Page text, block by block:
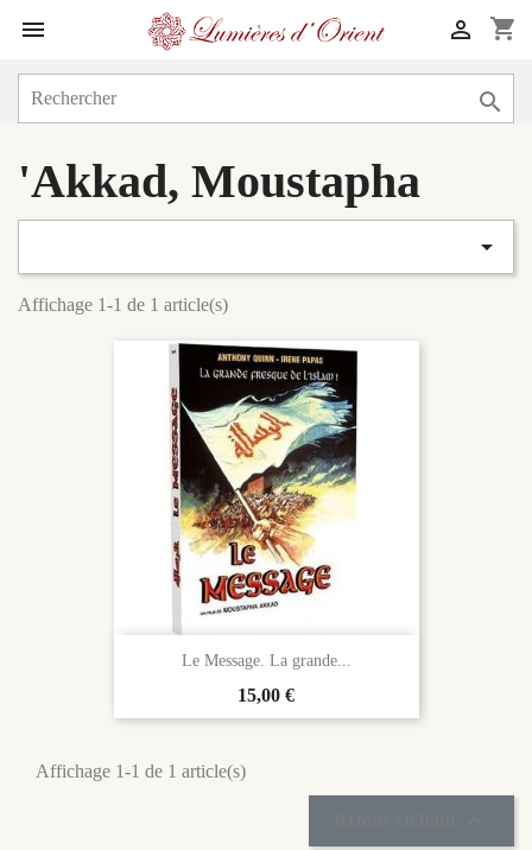
 shopping_cart


'Akkad, Moustapha

Affichage 1-1 de 1 article(s)
Le Message. La grande...
Prix
15,00 €
Affichage 1-1 de 1 article(s)